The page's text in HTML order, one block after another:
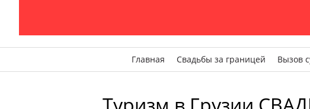
Главная Свадьбы за границей Вызов